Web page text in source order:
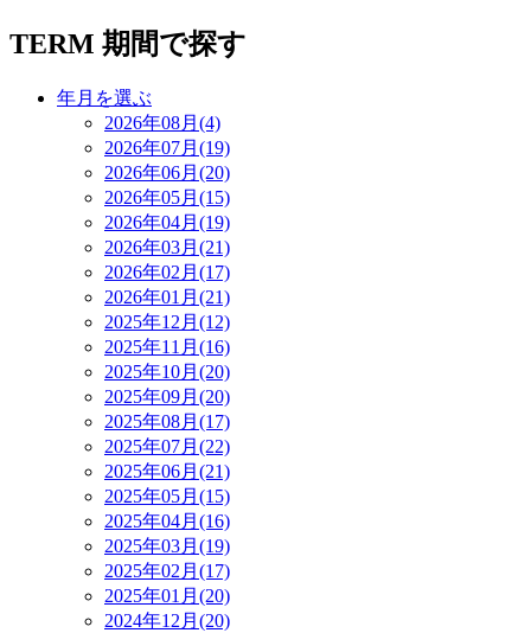
TERM 期間で探す
年月を選ぶ
2026年08月(4)
2026年07月(19)
2026年06月(20)
2026年05月(15)
2026年04月(19)
2026年03月(21)
2026年02月(17)
2026年01月(21)
2025年12月(12)
2025年11月(16)
2025年10月(20)
2025年09月(20)
2025年08月(17)
2025年07月(22)
2025年06月(21)
2025年05月(15)
2025年04月(16)
2025年03月(19)
2025年02月(17)
2025年01月(20)
2024年12月(20)